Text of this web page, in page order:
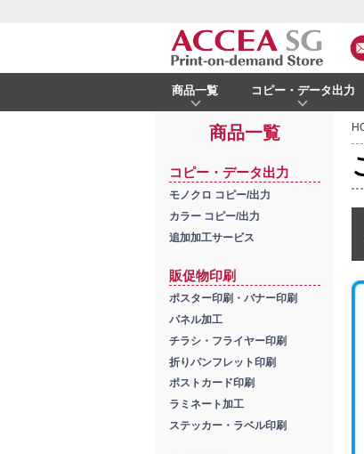
商品一覧 コピー・データ出力
商品一覧
コピー・データ出力
モノクロ コピー/出力
カラー コピー/出力
追加加工サービス
販促物印刷
ポスター印刷・バナー印刷
パネル加工
チラシ・フライヤー印刷
折りパンフレット印刷
ポストカード印刷
ラミネート加工
ステッカー・ラベル印刷